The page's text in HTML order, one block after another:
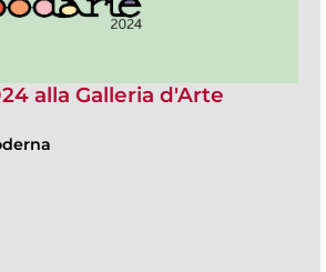
alla Galleria d'Arte